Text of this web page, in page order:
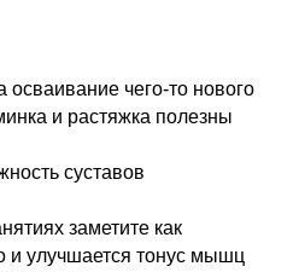
осваивание чего-то нового
и растяжка полезны
суставов
заметите как
и улучшается тонус мышц